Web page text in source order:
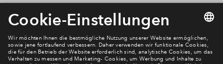
Newsletter Anmeldung
Verpassen Sie zu diesem Wohnprojekt keine Neuigkeiten